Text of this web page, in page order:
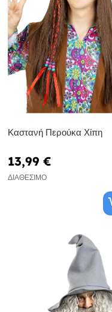
Καστανή Περούκα Χίπη
13,99 €
ΔΙΑΘΈΣΙΜΟ